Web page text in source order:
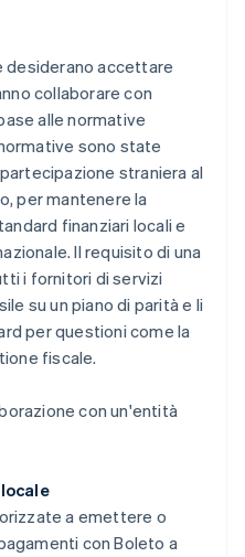
desiderano accettare
collaborare con
alle normative
sono state
straniera al
per mantenere la
finanziari locali e
Il requisito di una
i fornitori di servizi
su un piano di parità e li
per questioni come la
fiscale.
con un'entità
a emettere o
con Boleto a